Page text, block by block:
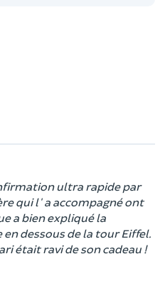
ultra rapide par
qui l' a accompagné ont
a bien expliqué la
dessous de la tour Eiffel.
était ravi de son cadeau !